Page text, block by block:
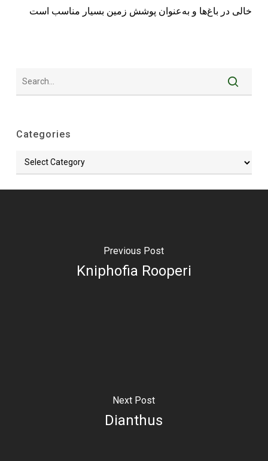
خالی در باغ‌ها و به‌عنوان پوشش زمین بسیار مناسب است
Categories
Categories
Previous Post
Kniphofia Rooperi
Next Post
Dianthus